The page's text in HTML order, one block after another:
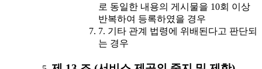
로 동일한 내용의 게시물을 10회 이상
반복하여 등록하였을 경우
7. 기타 관계 법령에 위배된다고 판단되
는 경우